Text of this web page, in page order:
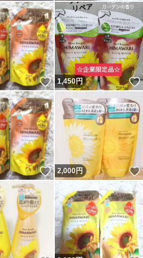
いいね！
1,450円
いいね！
2,000円